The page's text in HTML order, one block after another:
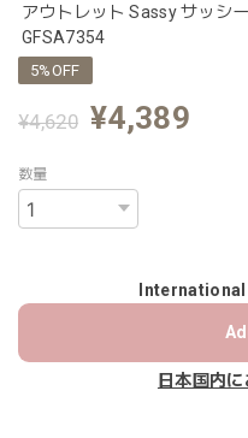
アウトレット Sassy サッシ
GFSA7354
5%OFF
¥4,620 ¥4,389
数量
日本国内